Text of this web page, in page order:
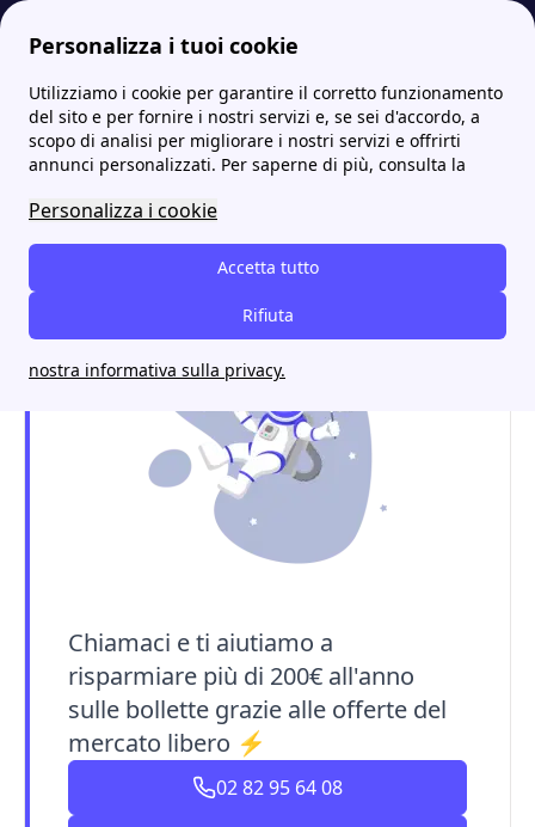
Personalizza i tuoi cookie
Utilizziamo i cookie per garantire il corretto funzionamento
del sito e per fornire i nostri servizi e, se sei d'accordo, a
scopo di analisi per migliorare i nostri servizi e offrirti
annunci personalizzati. Per saperne di più, consulta la
Personalizza i cookie
Accetta tutto
Rifiuta
nostra informativa sulla privacy.
Energia-Luce.it Tutti gli sportelli A2A: gli indirizzi e i contatti A2A a Assago | Scopri indirizzi, orari e contatti utili
A2A a Assago | Scopri
indirizzi, orari e contatti
utili
Chiamaci e ti aiutiamo a
risparmiare più di 200€ all'anno
sulle bollette grazie alle offerte del
mercato libero ⚡
02 82 95 64 08